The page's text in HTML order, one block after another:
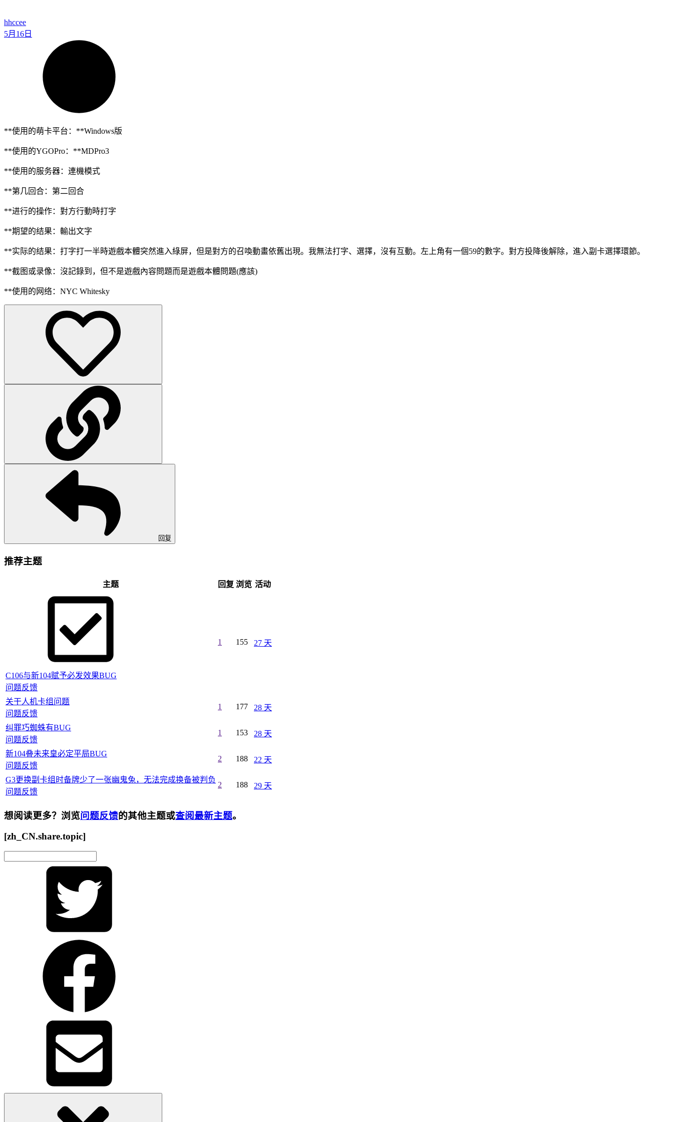
hhccee
5月16日
**使用的萌卡平台：**Windows版
**使用的YGOPro：**MDPro3
**使用的服务器：連機模式
**第几回合：第二回合
**进行的操作：對方行動時打字
**期望的结果：輸出文字
**实际的结果：打字打一半時遊戲本體突然進入綠屏，但是對方的召喚動畫依舊出現。我無法打字、選擇，沒有互動。左上角有一個59的數字。對方投降後解除，進入副卡選擇環節。
**截图或录像：沒記錄到，但不是遊戲內容問題而是遊戲本體問題(應該)
**使用的网络：NYC Whitesky
回复
推荐主题
主题 回复 浏览 活动
C106与新104赋予必发效果BUG
问题反馈
1 155 27 天
关干人机卡组问题
问题反馈
1 177 28 天
纠罪巧蜘蛛有BUG
问题反馈
1 153 28 天
新104叠未来皇必定平局BUG
问题反馈
2 188 22 天
G3更换副卡组时备牌少了一张幽鬼兔，无法完成换备被判负
问题反馈
2 188 29 天
想阅读更多？浏览问题反馈的其他主题或查阅最新主题。
[zh_CN.share.topic]